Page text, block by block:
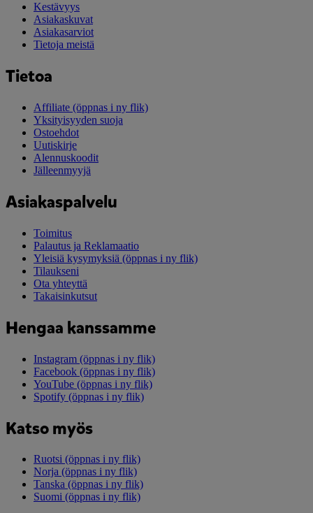
Kestävyys
Asiakaskuvat
Asiakasarviot
Tietoja meistä
Tietoa
Affiliate (öppnas i ny flik)
Yksityisyyden suoja
Ostoehdot
Uutiskirje
Alennuskoodit
Jälleenmyyjä
Asiakaspalvelu
Toimitus
Palautus ja Reklamaatio
Yleisiä kysymyksiä (öppnas i ny flik)
Tilaukseni
Ota yhteyttä
Takaisinkutsut
Hengaa kanssamme
Instagram (öppnas i ny flik)
Facebook (öppnas i ny flik)
YouTube (öppnas i ny flik)
Spotify (öppnas i ny flik)
Katso myös
Ruotsi (öppnas i ny flik)
Norja (öppnas i ny flik)
Tanska (öppnas i ny flik)
Suomi (öppnas i ny flik)